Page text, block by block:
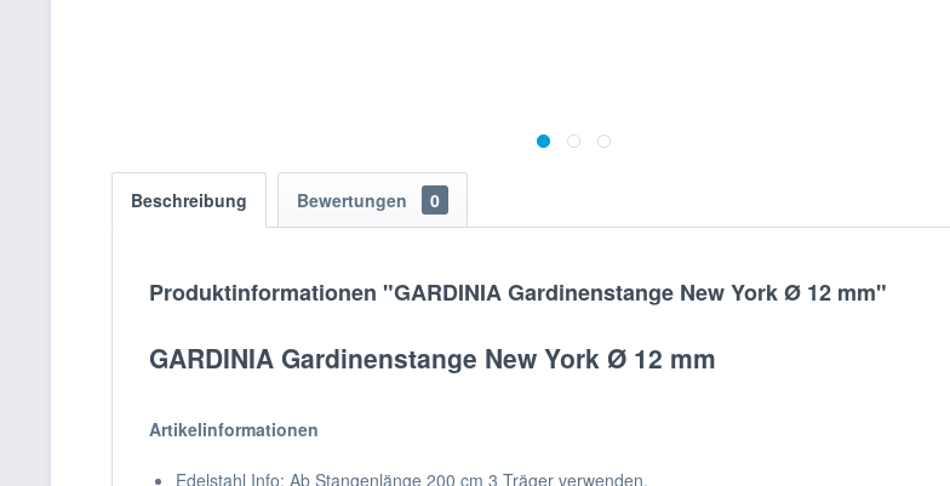
Beschreibung Bewertungen 0
Produktinformationen "GARDINIA Gardinenstange New York Ø 12 mm"
GARDINIA Gardinenstange New York Ø 12 mm
Artikelinformationen
Edelstahl Info: Ab Stangenlänge 200 cm 3 Träger verwenden.